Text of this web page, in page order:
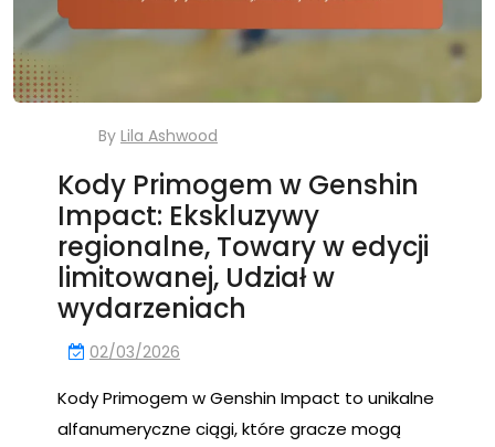
By Lila Ashwood
Kody Primogem w Genshin
Impact: Ekskluzywy
regionalne, Towary w edycji
limitowanej, Udział w
wydarzeniach
02/03/2026
Kody Primogem w Genshin Impact to unikalne
alfanumeryczne ciągi, które gracze mogą